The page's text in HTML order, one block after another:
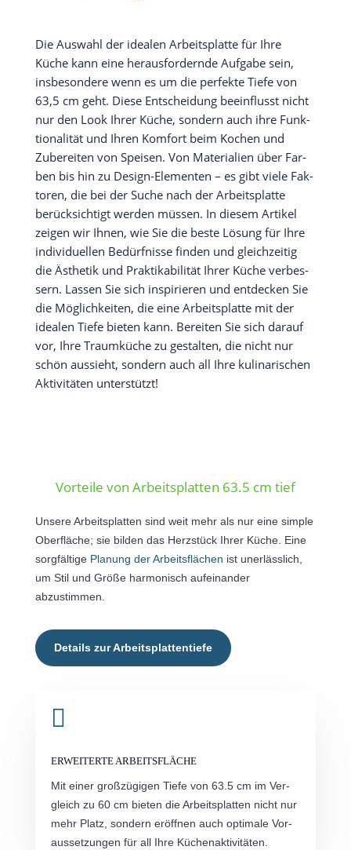
Die Aus­wahl der idea­len Arbeits­plat­te für Ihre
Küche kann eine her­aus­for­dern­de Auf­ga­be sein,
ins­be­son­de­re wenn es um die per­fek­te Tie­fe von
63,5 cm geht. Die­se Ent­schei­dung beein­flusst nicht
nur den Look Ihrer Küche, son­dern auch ihre Funk­
tio­na­li­tät und Ihren Kom­fort beim Kochen und
Zube­rei­ten von Spei­sen. Von Mate­ria­li­en über Far­
ben bis hin zu Design-Ele­men­ten – es gibt vie­le Fak­
to­ren, die bei der Suche nach der Arbeits­plat­te
berück­sich­tigt wer­den müs­sen. In die­sem Arti­kel
zei­gen wir Ihnen, wie Sie die bes­te Lösung für Ihre
indi­vi­du­el­len Bedürf­nis­se fin­den und gleich­zei­tig
die Ästhe­tik und Prak­ti­ka­bi­li­tät Ihrer Küche ver­bes­
sern. Las­sen Sie sich inspi­rie­ren und ent­de­cken Sie
die Mög­lich­kei­ten, die eine Arbeits­plat­te mit der
idea­len Tie­fe bie­ten kann. Berei­ten Sie sich dar­auf
vor, Ihre Traum­kü­che zu gestal­ten, die nicht nur
schön aus­sieht, son­dern auch all Ihre kuli­na­ri­schen
Akti­vi­tä­ten unterstützt!
Vorteile von Arbeitsplatten 63.5 cm tief
Unse­re Arbeits­plat­ten sind weit mehr als nur eine simp­le
Ober­flä­che; sie bil­den das Herz­stück Ihrer Küche. Eine
sorg­fäl­ti­ge Pla­nung der Arbeits­flä­chen ist uner­läss­lich,
um Stil und Grö­ße har­mo­nisch auf­ein­an­der
abzustimmen.
Details zur Arbeitsplattentiefe

ERWEITERTE ARBEITSFLÄCHE
Mit einer groß­zü­gi­gen Tie­fe von 63.5 cm im Ver­
gleich zu 60 cm bie­ten die Arbeits­plat­ten nicht nur
mehr Platz, son­dern eröff­nen auch opti­ma­le Vor­
aus­set­zun­gen für all Ihre Küchenaktivitäten.